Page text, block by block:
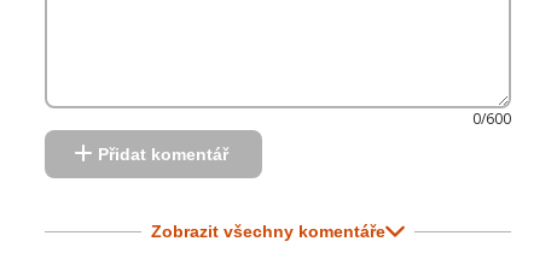
0/600
Přidat komentář
Zobrazit všechny komentáře